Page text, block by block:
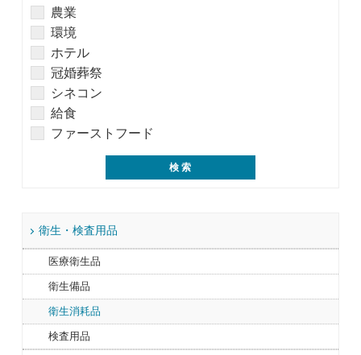
農業
環境
ホテル
冠婚葬祭
シネコン
給食
ファーストフード
衛生・検査用品
医療衛生品
衛生備品
衛生消耗品
検査用品